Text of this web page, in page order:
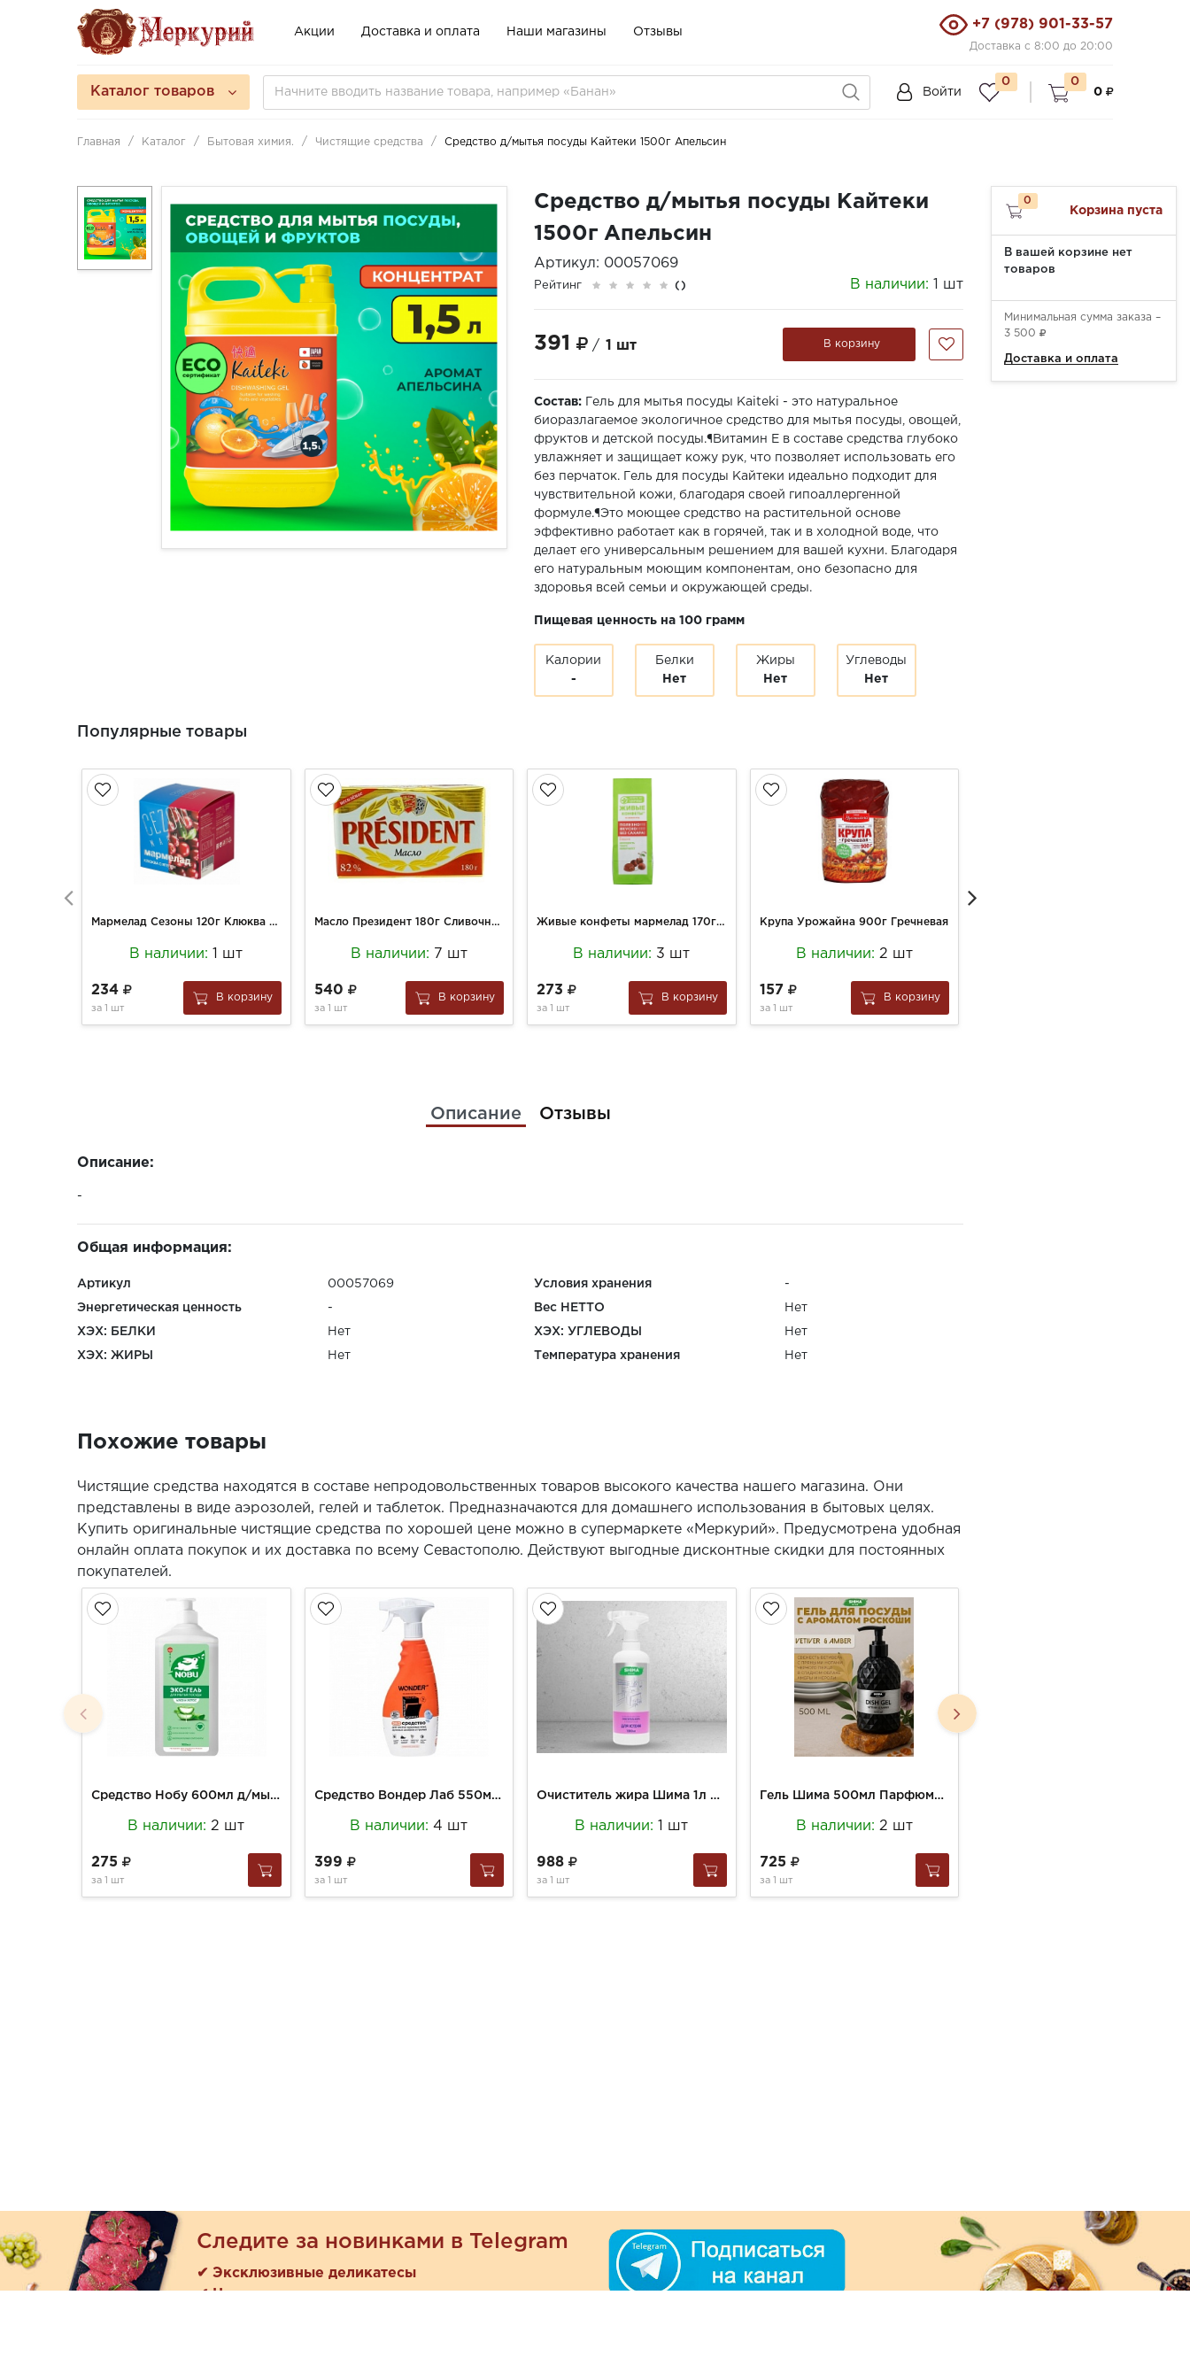
Акции Доставка и оплата Наши магазины Отзывы
+7 (978) 901-33-57
Доставка с 8:00 до 20:00
Каталог товаров Войти
0
0
0
Главная Каталог Бытовая химия. Чистящие средства Средство д/мытья посуды Кайтеки 1500г Апельсин
Средство д/мытья посуды Кайтеки
1500г Апельсин
Артикул: 00057069
Рейтинг () В наличии: 1 шт
391 / 1 шт В корзину
Состав:
Гель для мытья посуды Kaiteki - это натуральное
биоразлагаемое экологичное средство для мытья посуды, овощей,
фруктов и детской посуды.¶Витамин Е в составе средства глубоко
увлажняет и защищает кожу рук, что позволяет использовать его
без перчаток. Гель для посуды Кайтеки идеально подходит для
чувствительной кожи, благодаря своей гипоаллергенной
формуле.¶Это моющее средство на растительной основе
эффективно работает как в горячей, так и в холодной воде, что
делает его универсальным решением для вашей кухни. Благодаря
его натуральным моющим компонентам, оно безопасно для
здоровья всей семьи и окружающей среды.
Пищевая ценность на 100 грамм
Калории
-
Белки
Нет
Жиры
Нет
Углеводы
Нет
Популярные товары
Мармелад Сезоны 120г Клюква с ягелем
В наличии: 1 шт
234
за 1 шт
В корзину
Масло Президент 180г Сливочное н/сол 82,5%
В наличии: 7 шт
540
за 1 шт
В корзину
Живые конфеты мармелад 170г б/сах Вишня
В наличии: 3 шт
273
за 1 шт
В корзину
Крупа Урожайна 900г Гречневая
В наличии: 2 шт
157
за 1 шт
В корзину
Описание Отзывы
Описание:
-
Общая информация:
Артикул 00057069 Условия хранения -
Энергетическая ценность - Вес НЕТТО Нет
ХЭХ: БЕЛКИ Нет ХЭХ: УГЛЕВОДЫ Нет
ХЭХ: ЖИРЫ Нет Температура хранения Нет
Похожие товары
Чистящие средства находятся в составе непродовольственных товаров высокого качества нашего магазина. Они
представлены в виде аэрозолей, гелей и таблеток. Предназначаются для домашнего использования в бытовых целях.
Купить оригинальные чистящие средства по хорошей цене можно в супермаркете «Меркурий». Предусмотрена удобная
онлайн оплата покупок и их доставка по всему Севастополю. Действуют выгодные дисконтные скидки для постоянных
покупателей.
Средство Нобу 600мл д/мытья посуды с экстрактом алоэ экологичное
В наличии:2 шт
275
за 1 шт
Средство Вондер Лаб 550мл Эко д/чистки плит и духовых шкафов и грилей
В наличии:4 шт
399
за 1 шт
Очиститель жира Шима 1л с индикатором цвета
В наличии: 1 шт
988
за 1 шт
Гель Шима 500мл Парфюмированный д/посуды Ветивер Амбра
В наличии: 2 шт
725
за 1 шт
0
Корзина пуста
В вашей корзине нет
товаров
Минимальная сумма заказа –
3 500
Доставка и оплата
Следите за новинками в Telegram
✔ Эксклюзивные деликатесы
✔ Новые поступления